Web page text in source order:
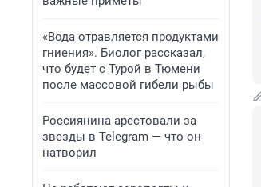
«Вода отравляется продуктами
гниения». Биолог рассказал,
что будет с Турой в Тюмени
после массовой гибели рыбы
Россиянина арестовали за
звезды в Telegram — что он
натворил